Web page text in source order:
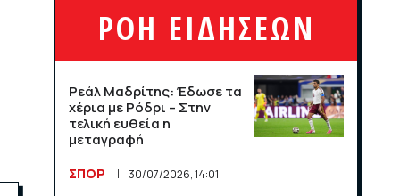
από τον Νίκο Χαρδαλιά
Η Αβάνα αντιμετωπίζει
νέα πολύωρα μπλακ άουτ
στην Κούβα
ΔΙΕΘΝΗ 13/07/2026, 14:25
ΡΟΗ ΕΙΔΗΣΕΩΝ
Ρεάλ Μαδρίτης: Έδωσε τα
χέρια με Ρόδρι – Στην
τελική ευθεία η
μεταγραφή
ΣΠΟΡ 30/07/2026, 14:01